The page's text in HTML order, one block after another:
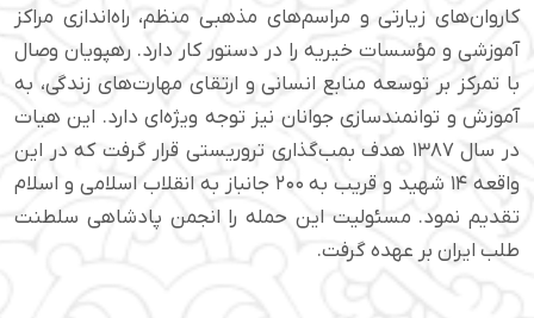
کاروان‌های زیارتی و مراسم‌های مذهبی منظم، راه‌اندازی مراکز
آموزشی و مؤسسات خیریه را در دستور کار دارد. رهپویان وصال
با تمرکز بر توسعه منابع انسانی و ارتقای مهارت‌های زندگی، به
آموزش و توانمندسازی جوانان نیز توجه ویژه‌ای دارد. این هیات
در سال ۱۳۸۷ هدف بمب‌گذاری تروریستی قرار گرفت که در این
واقعه ۱۴ شهید و قریب به ۲۰۰ جانباز به انقلاب اسلامی و اسلام
تقدیم نمود. مسئولیت این حمله را انجمن پادشاهی سلطنت
طلب ایران بر عهده گرفت.